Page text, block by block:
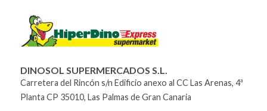
DINOSOL SUPERMERCADOS S.L.
Carretera del Rincón s/n Edificio anexo al CC Las Arenas, 4ª
Planta CP 35010, Las Palmas de Gran Canaria